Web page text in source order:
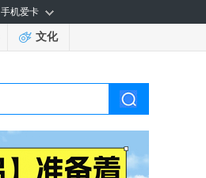
手机爱卡
文化